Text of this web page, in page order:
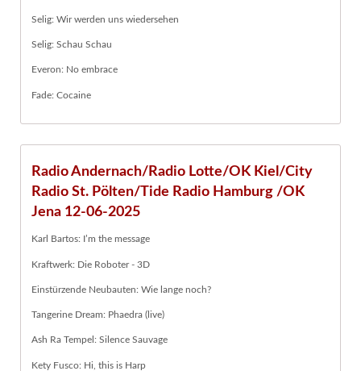
Selig: Wir werden uns wiedersehen
Selig: Schau Schau
Everon: No embrace
Fade: Cocaine
Radio Andernach/Radio Lotte/OK Kiel/City
Radio St. Pölten/Tide Radio Hamburg /OK
Jena 12-06-2025
Karl Bartos: I’m the message
Kraftwerk: Die Roboter - 3D
Einstürzende Neubauten: Wie lange noch?
Tangerine Dream: Phaedra (live)
Ash Ra Tempel: Silence Sauvage
Kety Fusco: Hi, this is Harp